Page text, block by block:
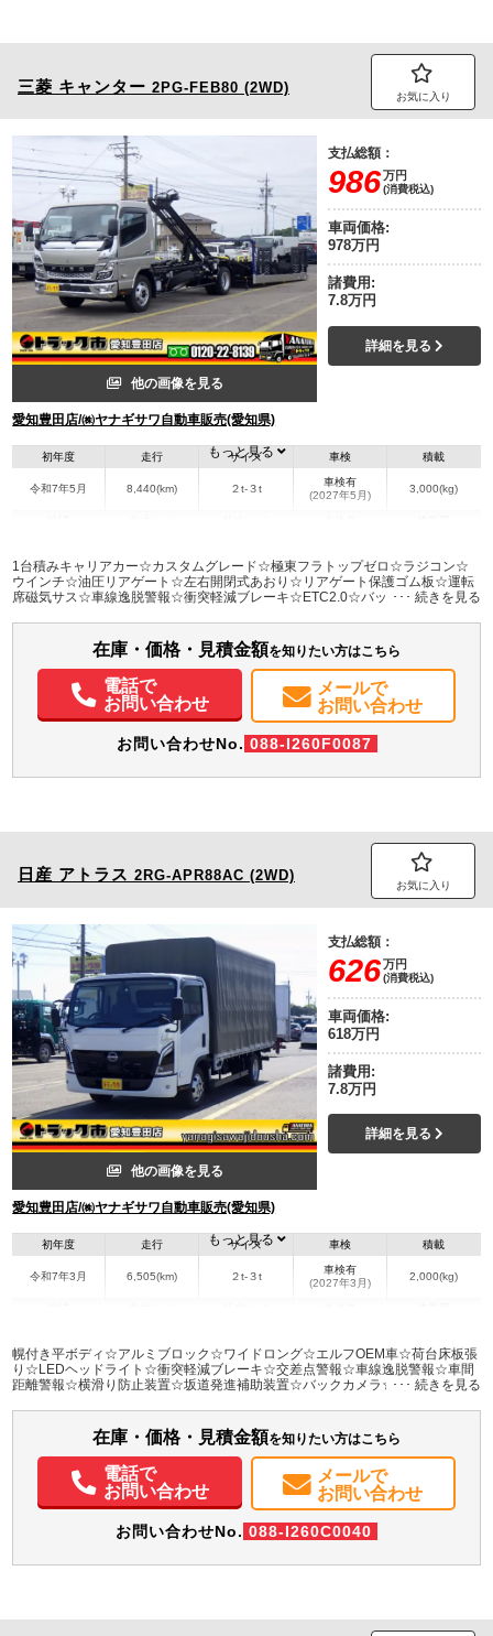
三菱 キャンター 2PG-FEB80 (2WD)
お気に入り
他の画像を見る
愛知豊田店/㈱ヤナギサワ自動車販売(愛知県)
支払総額：
986万円
(消費税込)
車両価格:
978万円
諸費用:
7.8万円
詳細を見る
初年度
令和7年5月
走行
8,440(km)
サイズ
２t-３t
車検
車検有
(2027年5月)
積載
3,000(kg)
愛知県
W:2,080
H:80
W:2,220
H:2,180
パワステ パワーウィンドウ ABS エアバッグ ETC バックモニター
もっと見る
1台積みキャリアカー☆カスタムグレード☆極東フラトップゼロ☆ラジコン☆
ウインチ☆油圧リアゲート☆左右開閉式あおり☆リアゲート保護ゴム板☆運転
席磁気サス☆車線逸脱警報☆衝突軽減ブレーキ☆ETC2.0☆バックカメラ☆LED
在庫・価格・見積金額を知りたい方はこちら
電話で
お問い合わせ
メールで
お問い合わせ
お問い合わせNo. 088-I260F0087
日産 アトラス 2RG-APR88AC (2WD)
お気に入り
他の画像を見る
愛知豊田店/㈱ヤナギサワ自動車販売(愛知県)
支払総額：
626万円
(消費税込)
車両価格:
618万円
諸費用:
7.8万円
詳細を見る
初年度
令和7年3月
走行
6,505(km)
サイズ
２t-３t
車検
車検有
(2027年3月)
積載
2,000(kg)
愛知県
W:2,080
H:2,050
W:2,170
H:2,940
無
パワステ パワーウィンドウ ABS エアバッグ ETC バックモニター
もっと見る
幌付き平ボディ☆アルミブロック☆ワイドロング☆エルフOEM車☆荷台床板張
り☆LEDヘッドライト☆衝突軽減ブレーキ☆交差点警報☆車線逸脱警報☆車間
距離警報☆横滑り防止装置☆坂道発進補助装置☆バックカメラ☆ETC2.0☆キー
在庫・価格・見積金額を知りたい方はこちら
電話で
お問い合わせ
メールで
お問い合わせ
お問い合わせNo. 088-I260C0040